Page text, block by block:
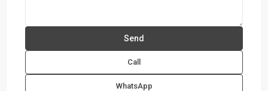
Call
WhatsApp